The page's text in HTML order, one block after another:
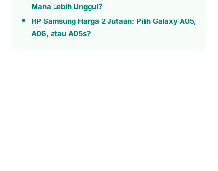
Mana Lebih Unggul?
HP Samsung Harga 2 Jutaan: Pilih Galaxy A05,
A06, atau A05s?